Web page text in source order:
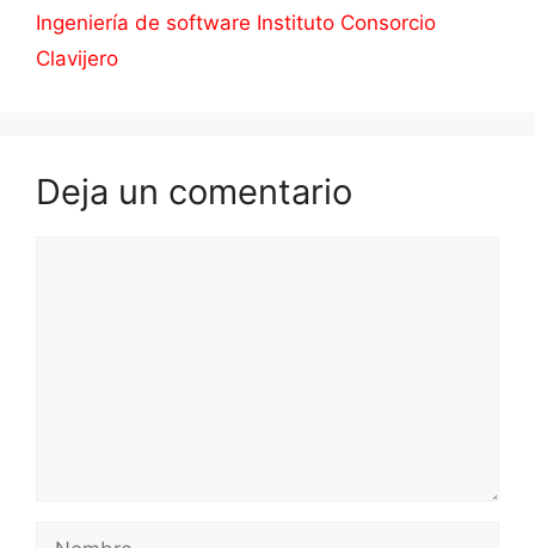
Ingeniería de software Instituto Consorcio
Clavijero
Deja un comentario
Nombre